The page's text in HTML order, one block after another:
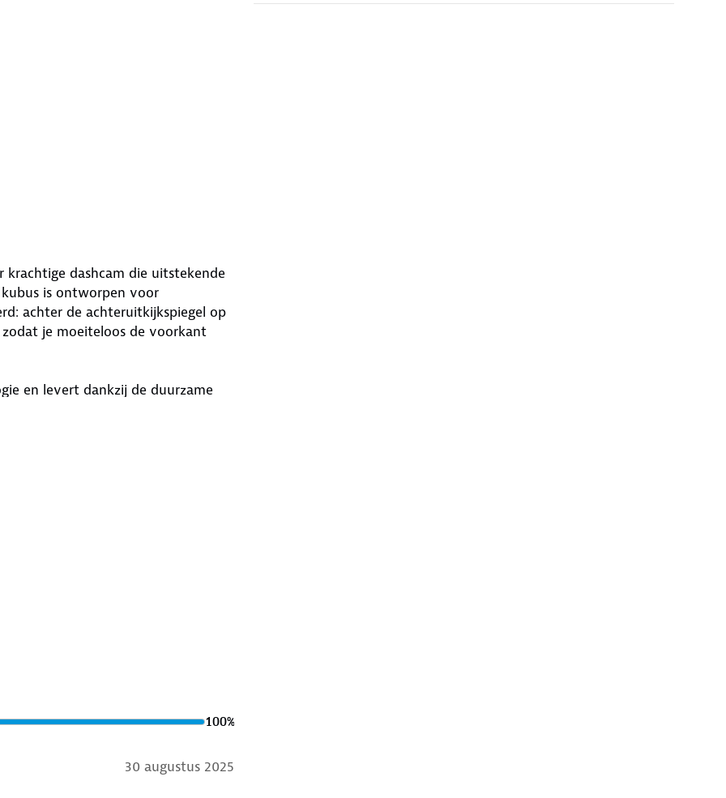
krachtige dashcam die uitstekende
is ontworpen voor
achter de achteruitkijkspiegel op
je moeiteloos de voorkant
en levert dankzij de duurzame
de G-sensor plotselinge
op te nemen of gebruik hem als
is essentieel om te laten zien
gegarandeerd.
op je smartphone voor veilige
100%
30 augustus 2025